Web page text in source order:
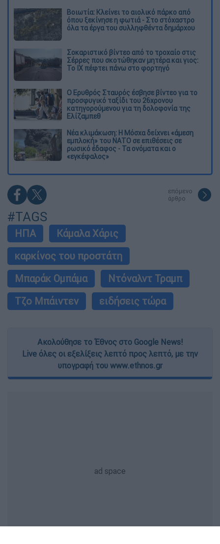
Βοιωτία: Κλείνει το αιολικό πάρκο από
όπου ξεκίνησε η φωτιά - Στο στόχαστρο
όλα τα έργα του συλληφθέντα δημάρχου
Σοκαριστικό βίντεο από το τροχαίο στις
Σέρρες που σκοτώθηκαν μητέρα και γιος:
Το ΙΧ πέφτει πάνω στο φορτηγό
Ο Ερυθρός Σταυρός έσβησε βίντεο για το
προσφυγικό ταξίδι του 26χρονου
κατηγορούμενου για τη δολοφονία της
Ελίζαμπεθ
Νέα κλιμάκωση: Η Μόσχα δείχνει «άμεση
εμπλοκή» του ΝΑΤΟ σε επιθέσεις σε
ρωσικό έδαφος - Τα ονόματα και ο
«εγκέφαλος»
επόμενο
άρθρο
#TAGS
ΗΠΑ
Κάμαλα Χάρις
καρκίνος του προστάτη
Μπαράκ Ομπάμα
Ντόναλντ Τραμπ
Τζο Μπάιντεν
ειδήσεις τώρα
Ακολούθησε το Έθνος στο Google News!
Live όλες οι εξελίξεις λεπτό προς λεπτό, με την
υπογραφή του www.ethnos.gr